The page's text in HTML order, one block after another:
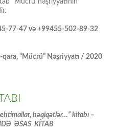
“Mücrü”nəşriyyatının
77-47 və +99455-502-89-32
“Mücrü” Nəşriyyatı / 2020
həqiqətlər…” kitabı –
ƏSAS KİTAB